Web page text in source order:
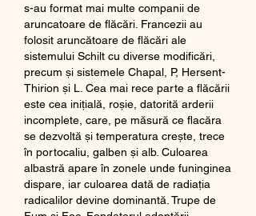
s-au format mai multe companii de
aruncatoare de flăcări. Francezii au
folosit aruncătoare de flăcări ale
sistemului Schilt cu diverse modificări,
precum și sistemele Chapal, P, Hersent-
Thirion și L. Cea mai rece parte a flăcării
este cea inițială, roșie, datorită arderii
incomplete, care, pe măsură ce flacăra
se dezvoltă și temperatura crește, trece
în portocaliu, galben și alb. Culoarea
albastră apare în zonele unde funinginea
dispare, iar culoarea dată de radiația
radicalilor devine dominantă. Trupe de